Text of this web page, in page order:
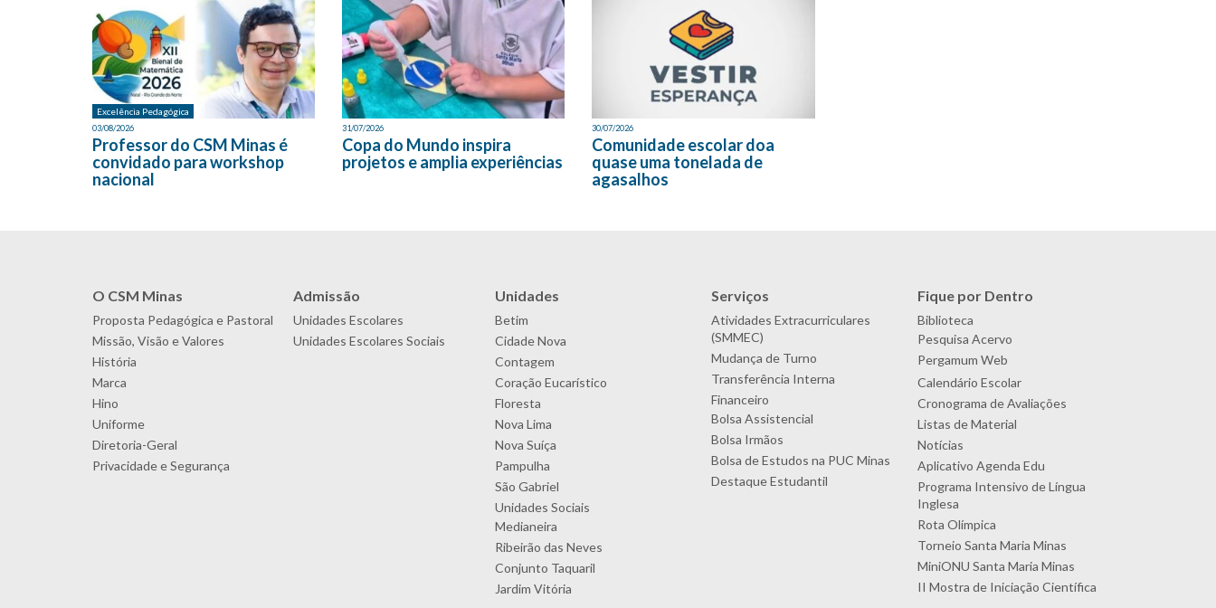
Excelência Pedagógica
03/08/2026
Professor do CSM Minas é
convidado para workshop
nacional
31/07/2026
Copa do Mundo inspira
projetos e amplia experiências
30/07/2026
Comunidade escolar doa
quase uma tonelada de
agasalhos
O CSM Minas
Proposta Pedagógica e Pastoral
Missão, Visão e Valores
História
Marca
Hino
Uniforme
Diretoria-Geral
Privacidade e Segurança
Admissão
Unidades Escolares
Unidades Escolares Sociais
Unidades
Betim
Cidade Nova
Contagem
Coração Eucarístico
Floresta
Nova Lima
Nova Suíça
Pampulha
São Gabriel
Unidades Sociais
Medianeira
Ribeirão das Neves
Conjunto Taquaril
Jardim Vitória
Serviços
Atividades Extracurriculares
(SMMEC)
Mudança de Turno
Transferência Interna
Financeiro
Bolsa Assistencial
Bolsa Irmãos
Bolsa de Estudos na PUC Minas
Destaque Estudantil
Fique por Dentro
Biblioteca
Pesquisa Acervo
Pergamum Web
Calendário Escolar
Cronograma de Avaliações
Listas de Material
Notícias
Aplicativo Agenda Edu
Programa Intensivo de Língua
Inglesa
Rota Olímpica
Torneio Santa Maria Minas
MiniONU Santa Maria Minas
II Mostra de Iniciação Científica